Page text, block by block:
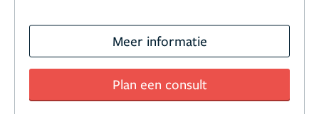
Meer informatie
Plan een consult